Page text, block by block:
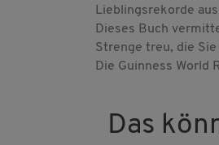
Lieblingsrekorde
Dieses Buch
Strenge treu, die
Die Guinness World
Das